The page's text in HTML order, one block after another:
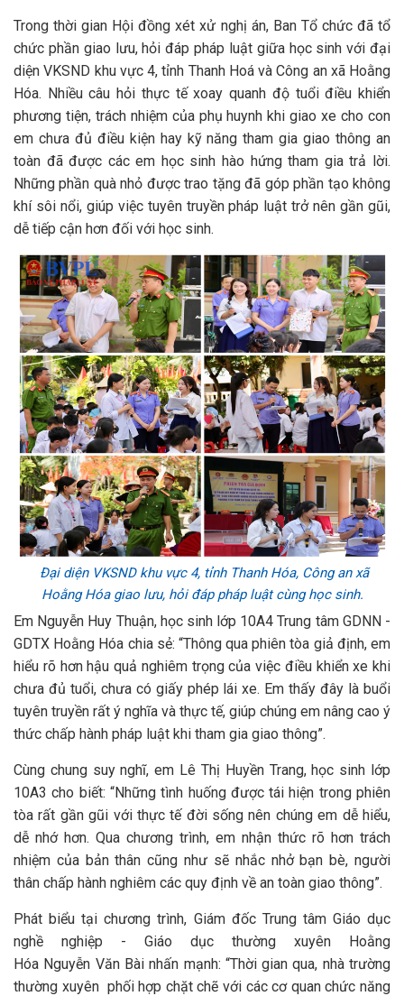
Trong thời gian Hội đồng xét xử nghị án, Ban Tổ chức đã tổ
chức phần giao lưu, hỏi đáp pháp luật giữa học sinh với đại
diện VKSND khu vực 4, tỉnh Thanh Hoá và Công an xã Hoằng
Hóa. Nhiều câu hỏi thực tế xoay quanh độ tuổi điều khiển
phương tiện, trách nhiệm của phụ huynh khi giao xe cho con
em chưa đủ điều kiện hay kỹ năng tham gia giao thông an
toàn đã được các em học sinh hào hứng tham gia trả lời.
Những phần quà nhỏ được trao tặng đã góp phần tạo không
khí sôi nổi, giúp việc tuyên truyền pháp luật trở nên gần gũi,
dễ tiếp cận hơn đối với học sinh.
Đại diện VKSND khu vực 4, tỉnh Thanh Hóa, Công an xã
Hoằng Hóa giao lưu, hỏi đáp pháp luật cùng học sinh.
Em Nguyễn Huy Thuận, học sinh lớp 10A4 Trung tâm GDNN -
GDTX Hoằng Hóa chia sẻ: “Thông qua phiên tòa giả định, em
hiểu rõ hơn hậu quả nghiêm trọng của việc điều khiển xe khi
chưa đủ tuổi, chưa có giấy phép lái xe. Em thấy đây là buổi
tuyên truyền rất ý nghĩa và thực tế, giúp chúng em nâng cao ý
thức chấp hành pháp luật khi tham gia giao thông”.
Cùng chung suy nghĩ, em Lê Thị Huyền Trang, học sinh lớp
10A3 cho biết: “Những tình huống được tái hiện trong phiên
tòa rất gần gũi với thực tế đời sống nên chúng em dễ hiểu,
dễ nhớ hơn. Qua chương trình, em nhận thức rõ hơn trách
nhiệm của bản thân cũng như sẽ nhắc nhở bạn bè, người
thân chấp hành nghiêm các quy định về an toàn giao thông”.
Phát biểu tại chương trình, Giám đốc Trung tâm Giáo dục
nghề nghiệp - Giáo dục thường xuyên Hoằng
Hóa Nguyễn Văn Bài nhấn mạnh: “Thời gian qua, nhà trường
thường xuyên phối hợp chặt chẽ với các cơ quan chức năng